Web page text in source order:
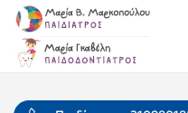
Skip to main content